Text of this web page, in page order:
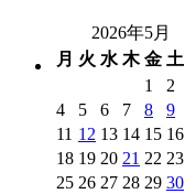
2026年5月
月 火 水 木 金 土
1
2
4
5 6 7 8 9
11 12 13 14 15 16
18 19 20 21 22 23
25 26 27 28 29 30